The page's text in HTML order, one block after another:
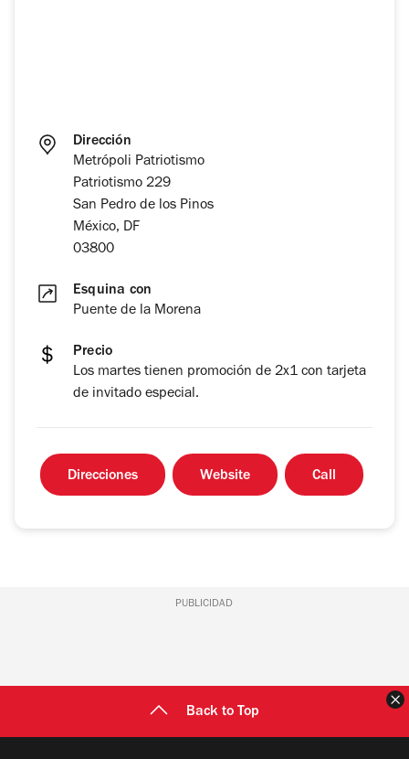
Dirección
Metrópoli Patriotismo
Patriotismo 229
San Pedro de los Pinos
México, DF
03800
Esquina con
Puente de la Morena
Precio
Los martes tienen promoción de 2x1 con tarjeta
de invitado especial.
Direcciones Website Call
PUBLICIDAD
Back to Top